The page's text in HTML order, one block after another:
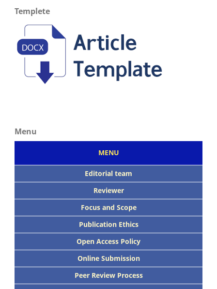
Templete
Menu
MENU
Editorial team
Reviewer
Focus and Scope
Publication Ethics
Open Access Policy
Online Submission
Peer Review Process